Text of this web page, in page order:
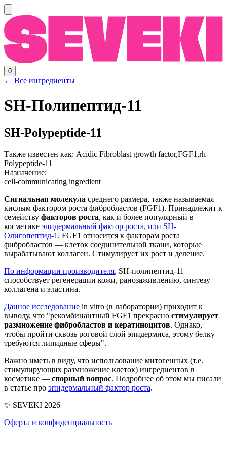
0
← Все ингредиенты
SH-Полипептид-11
SH-Polypeptide-11
Также известен как: Acidic Fibroblast growth factor,FGF1,rh-
Polypeptide-11
Назначение:
cell-communicating ingredient
Сигнальная молекула среднего размера, также называемая
кислым фактором роста фибробластов (FGF1). Принадлежит к
семейству факторов роста, как и более популярный в
косметике эпидермальный фактор роста, или SH-
Олигопептид-1 . FGF1 относится к факторам роста
фибробластов — клеток соединительной ткани, которые
вырабатывают коллаген. Стимулирует их рост и деление.
По информации производителя, SH-полипептид-11
способствует регенерации кожи, ранозаживлению, синтезу
коллагена и эластина.
Данное исследование in vitro (в лаборатории) приходит к
выводу, что "рекомбинантный FGF1 прекрасно стимулирует
размножение фибробластов и кератиноцитов. Однако,
чтобы пройти сквозь роговой слой эпидермиса, этому белку
требуются липидные сферы".
Важно иметь в виду, что использование митогенных (т.е.
стимулирующих размножение клеток) ингредиентов в
косметике — спорный вопрос. Подробнее об этом мы писали
в статье про эпидермальный фактор роста.
✨ SEVEKI 2026
Оферта и конфиденциальность